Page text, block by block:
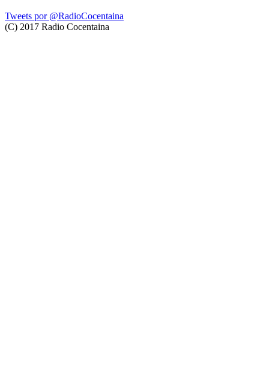
Tweets por @RadioCocentaina
(C) 2017 Radio Cocentaina